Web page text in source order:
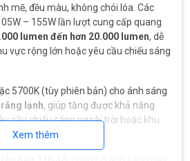
mẽ, đều màu, không chói lóa. Các
– 155W lần lượt cung cấp quang
lumen đến hơn 20.000 lumen, dễ
vực rộng lớn hoặc yêu cầu chiếu sáng
5700K (tùy phiên bản) cho ánh sáng
lạnh, giúp tăng được khả năng
cầu chiếu sáng ngoài trời hoặc khu
cao.
Xem thêm